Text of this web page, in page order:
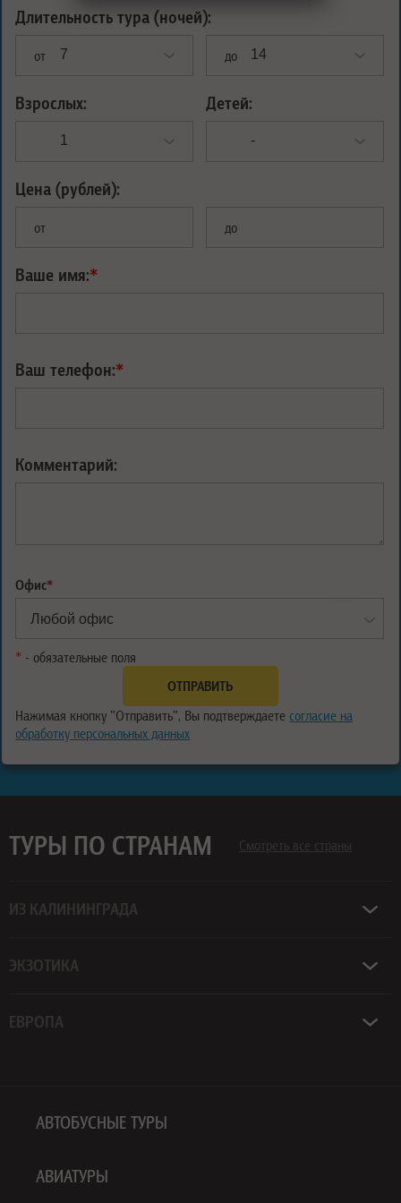
Длительность тура (ночей):
от до
Взрослых: Детей:
Цена (рублей):
от до
Ваше имя:*
Ваш телефон:*
Комментарий:
Офис*
* - обязательные поля
Нажимая кнопку "Отправить", Вы подтверждаете согласие на
обработку персональных данных
ТУРЫ ПО СТРАНАМ Смотреть все страны
ИЗ КАЛИНИНГРАДА
ЭКЗОТИКА
ЕВРОПА
АВТОБУСНЫЕ ТУРЫ
АВИАТУРЫ